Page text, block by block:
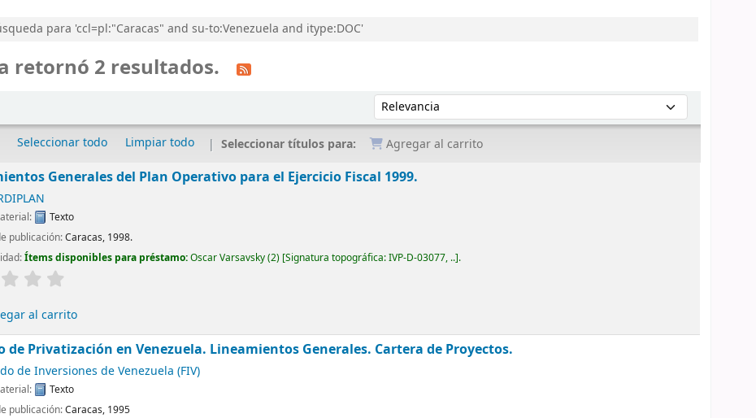
para 'ccl=pl:"Caracas" and su-to:Venezuela and itype:DOC'
retornó 2 resultados.
Ordenar por:
Seleccionar todo Limpiar todo Seleccionar títulos para: Agregar al carrito
Generales del Plan Operativo para el Ejercicio Fiscal 1999.
Texto
publicación:Caracas, 1998.
Ítems disponibles para préstamo:Oscar Varsavsky(2) Signatura topográfica:IVP-D-03077, .. .
al carrito
de Privatización en Venezuela. Lineamientos Generales. Cartera de Proyectos.
de Inversiones de Venezuela (FIV)
Texto
publicación:Caracas, 1995